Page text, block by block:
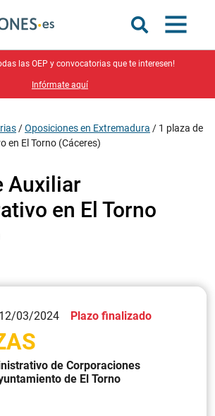
las OEP y convocatorias que te interesen!
Infórmate aquí
/Oposiciones en Extremadura / 1 plaza de
en El Torno (Cáceres)
Auxiliar
en El Torno
03/2024 Plazo finalizado
de Corporaciones
de El Torno